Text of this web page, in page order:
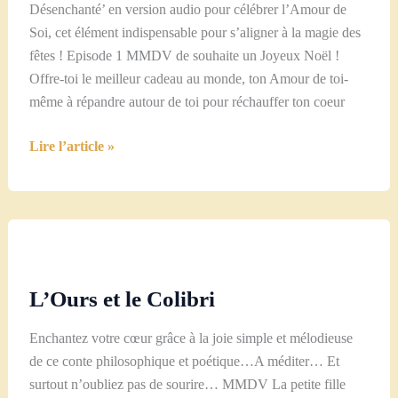
Désenchanté’ en version audio pour célébrer l’Amour de
Soi, cet élément indispensable pour s’aligner à la magie des
fêtes ! Episode 1 MMDV de souhaite un Joyeux Noël !
Offre-toi le meilleur cadeau au monde, ton Amour de toi-
même à répandre autour de toi pour réchauffer ton coeur
Conte
Noël
Désenchanté
de
l’Amour
Lire l’article »
L’Ours et le Colibri
Enchantez votre cœur grâce à la joie simple et mélodieuse
de ce conte philosophique et poétique…A méditer… Et
surtout n’oubliez pas de sourire… MMDV La petite fille